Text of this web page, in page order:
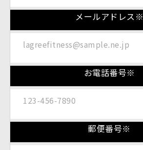
メールアドレス※
お電話番号※
郵便番号※